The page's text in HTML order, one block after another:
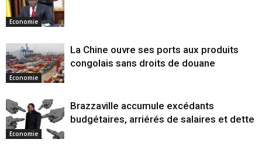
Economie
Economie
La Chine ouvre ses ports aux produits
congolais sans droits de douane
Economie
Brazzaville accumule excédants
budgétaires, arriérés de salaires et dette